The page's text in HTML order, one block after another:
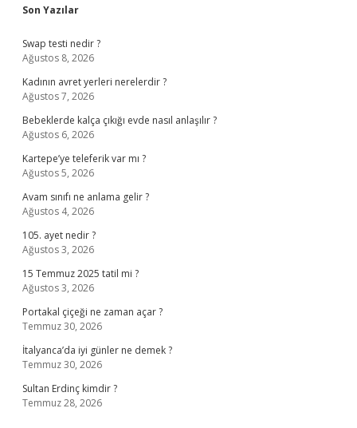
Sidebar
Son Yazılar
Swap testi nedir ?
Ağustos 8, 2026
Kadının avret yerleri nerelerdir ?
Ağustos 7, 2026
Bebeklerde kalça çıkığı evde nasıl anlaşılır ?
Ağustos 6, 2026
Kartepe’ye teleferik var mı ?
Ağustos 5, 2026
Avam sınıfı ne anlama gelir ?
Ağustos 4, 2026
105. ayet nedir ?
Ağustos 3, 2026
15 Temmuz 2025 tatil mi ?
Ağustos 3, 2026
Portakal çiçeği ne zaman açar ?
Temmuz 30, 2026
İtalyanca’da iyi günler ne demek ?
Temmuz 30, 2026
Sultan Erdinç kimdir ?
Temmuz 28, 2026